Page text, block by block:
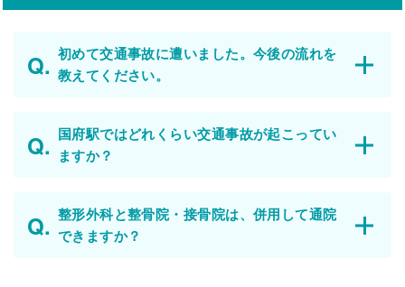
初めて交通事故に遭いました。今後の流れを
教えてください。
国府駅ではどれくらい交通事故が起こってい
ますか？
整形外科と整骨院・接骨院は、併用して通院
できますか？